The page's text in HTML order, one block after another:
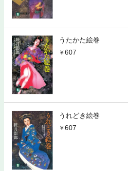
うたかた絵巻
607
うれどき絵巻
607